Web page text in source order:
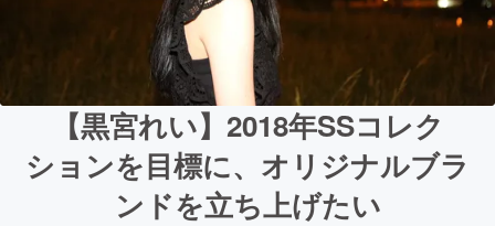
【黒宮れい】2018年SSコレク
ションを目標に、オリジナルブラ
ンドを立ち上げたい